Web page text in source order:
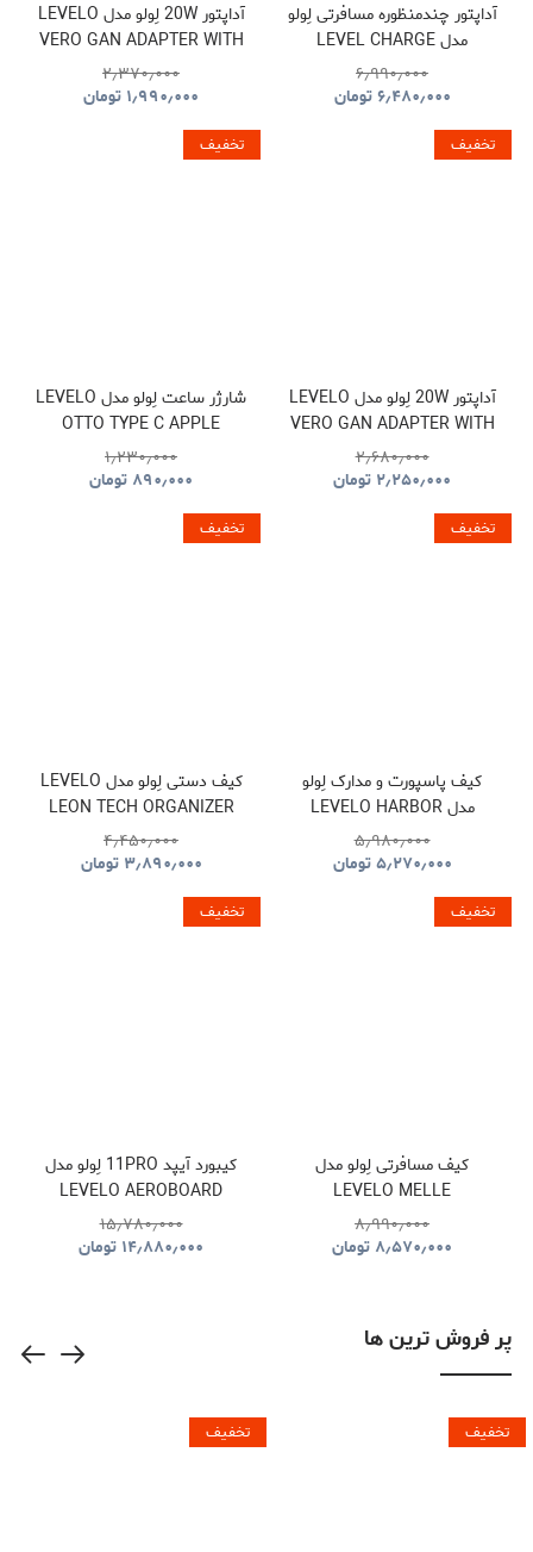
آداپتور چندمنظوره مسافرتی لِولو
مدل LEVEL CHARGE
TOWER GAN TRAVEL
ADAPTER
۶٫۹۹۰٫۰۰۰
۶٫۴۸۰٫۰۰۰تومان
آداپتور 20W لِولو مدل LEVELO
VERO GAN ADAPTER WITH
SINGLE TYPE-C PORT
۲٫۳۷۰٫۰۰۰
۱٫۹۹۰٫۰۰۰ تومان
تخفیف
آداپتور 20W لِولو مدل LEVELO
VERO GAN ADAPTER WITH
TYPE-C TO TYPE-C CABLE
۲٫۶۸۰٫۰۰۰
۲٫۲۵۰٫۰۰۰ تومان
تخفیف
شارژر ساعت لِولو مدل LEVELO
OTTO TYPE C APPLE
WATCH WIRELESS
CHARGER CABLE
۱٫۲۳۰٫۰۰۰
۸۹۰٫۰۰۰ تومان
تخفیف
کیف پاسپورت و مدارک لِولو
مدل LEVELO HARBOR
PASSPORT HOLDER WITH
FIND MY LOCATION
۵٫۹۸۰٫۰۰۰
۵٫۲۷۰٫۰۰۰تومان
تخفیف
کیف دستی لِولو مدل LEVELO
LEON TECH ORGANIZER
POUCH
۴٫۴۵۰٫۰۰۰
۳٫۸۹۰٫۰۰۰ تومان
تخفیف
کیف مسافرتی لِولو مدل
LEVELO MELLE
POLYESTER TRAVEL
DUFFLE BAG
۸٫۹۹۰٫۰۰۰
۸٫۵۷۰٫۰۰۰ تومان
تخفیف
کیبورد آیپد 11PRO لِولو مدل
LEVELO AEROBOARD
SAFFIANO LEATHER
WIRELESS KEYBOARD
۱۵٫۷۸۰٫۰۰۰
۱۴٫۸۸۰٫۰۰۰ تومان
پر فروش ترین ها
تخفیف تخفیف